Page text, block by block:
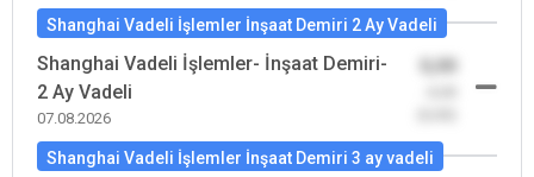
Shanghai Vadeli İşlemler İnşaat Demiri 2 Ay Vadeli
Shanghai Vadeli İşlemler- İnşaat Demiri-
2 Ay Vadeli
07.08.2026
Shanghai Vadeli İşlemler İnşaat Demiri 3 ay vadeli